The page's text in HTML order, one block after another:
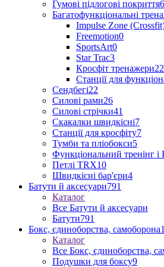
Гумові підлогові покриття
Багатофункціональні
Impulse Zone
Freemotion0
SportsArt0
Star Trac3
Кросфіт тренажери22
Станції для
Сендбегі22
Силові рами26
Силові стрічки41
Скакалки швидкісні7
Станції для кросфіту7
Тумби та пліобокси5
Функціональний тренінг і
Петлі TRX10
Швидкісні бар'єри4
Батути й аксесуари791
Каталог
Все Батути й аксесуари
Батути791
Бокс, єдиноборства, самоборона
Каталог
Все Бокс, єдиноборства,
Подушки для боксу9